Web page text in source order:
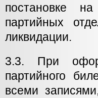
постановке
партийных
ликвидации.
3.3. При
партийного
всеми